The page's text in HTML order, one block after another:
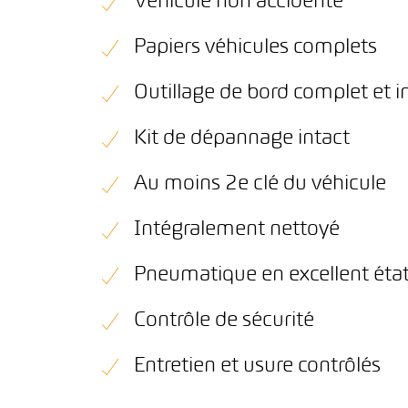
Papiers véhicules complets
Outillage de bord complet et
Kit de dépannage intact
Au moins 2e clé du véhicule
Intégralement nettoyé
Pneumatique en excellent
Contrôle de sécurité
Entretien et usure contrôlés